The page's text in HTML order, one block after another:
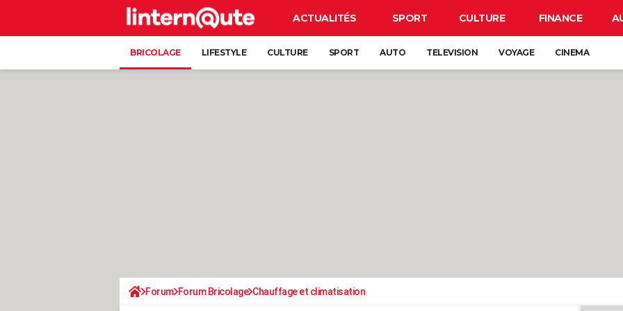
ACTUALITÉS SPORT CULTURE FINANCE
BRICOLAGE LIFESTYLE CULTURE SPORT AUTO TELEVISION VOYAGE CINEMA
Forum Forum Bricolage Chauffage et climatisation